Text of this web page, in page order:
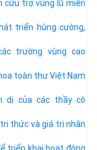
cứu trợ vùng lũ miền
triển hùng cường,
trường vùng cao
toàn thư Việt Nam
dị của các thầy cô
thức và giá trị nhân